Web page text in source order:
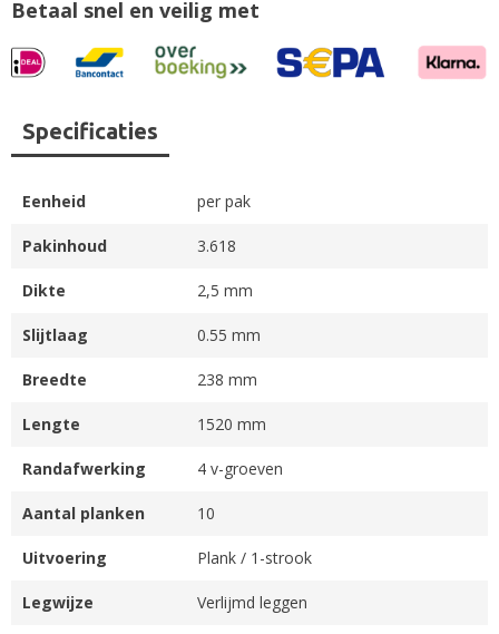
Betaal snel en veilig met
Specificaties
Eenheid per pak
Pakinhoud 3.618
Dikte 2,5 mm
Slijtlaag 0.55 mm
Breedte 238 mm
Lengte 1520 mm
Randafwerking 4 v-groeven
Aantal planken 10
Uitvoering Plank / 1-strook
Legwijze Verlijmd leggen